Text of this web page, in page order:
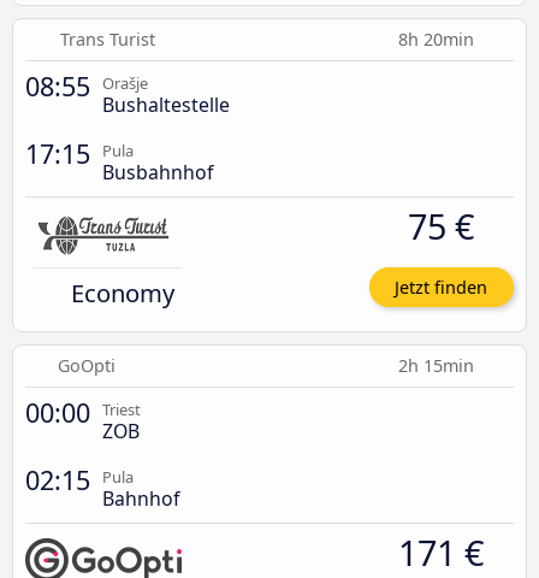
Trans Turist 8h 20min
08:55 Orašje
Bushaltestelle
17:15 Pula
Busbahnhof
Economy
75 €
Jetzt finden
GoOpti 2h 15min
00:00 Triest
ZOB
02:15 Pula
Bahnhof
171 €